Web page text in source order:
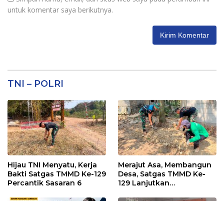
untuk komentar saya berikutnya.
TNI – POLRI
Hijau TNI Menyatu, Kerja
Bakti Satgas TMMD Ke-129
Percantik Sasaran 6
Merajut Asa, Membangun
Desa, Satgas TMMD Ke-
129 Lanjutkan